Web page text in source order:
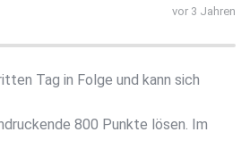
vor 3 Jahren
Tag in Folge und kann sich
800 Punkte lösen. Im